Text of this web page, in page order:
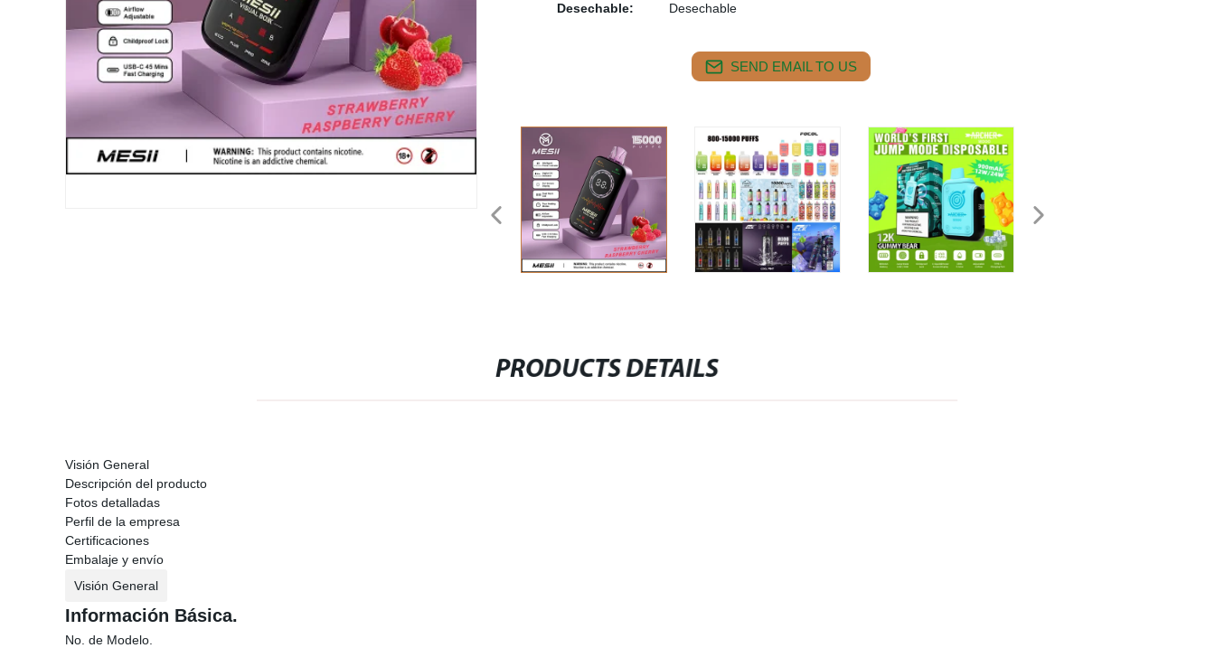
Desechable:
Desechable
SEND EMAIL TO US
PRODUCTS DETAILS
Visión General
Descripción del producto
Fotos detalladas
Perfil de la empresa
Certificaciones
Embalaje y envío
Visión General
Información Básica.
No. de Modelo.